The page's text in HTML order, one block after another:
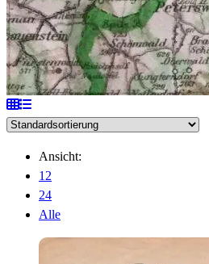
Ansicht:
12
24
Alle